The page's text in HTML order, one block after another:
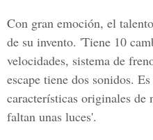
Con gran emoción, el
de su invento. 'Tiene 10
velocidades, sistema de
escape tiene dos sonidos.
características originales
faltan unas luces'.